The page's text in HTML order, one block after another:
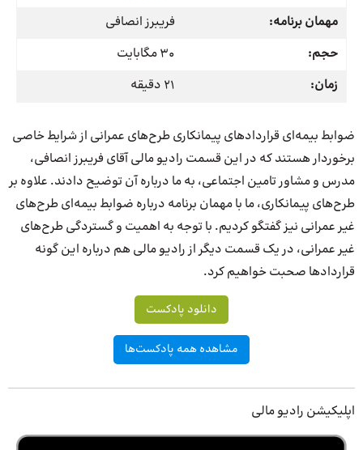
مهمان برنامه:
فریبرز انصافی
حجم:
30 مگابایت
زمان:
21 دقیقه
ضوابط بیمه‌ای قرارداد‌های پیمانکاری طرح‌های عمرانی از شرایط خاصی
برخوردار هستند که در این قسمت رادیو مالی آقای فریبرز انصافی،
مدرس و مشاور تامین اجتماعی، به ما درباره آن توضیح دادند. علاوه بر
طرح‌های پیمانکاری، ما با مهمان برنامه درباره ضوابط بیمه‌ای طرح‌های
غیر عمرانی نیز گفتگو کردیم. با توجه به اهمیت و گستردگی طرح‌های
غیر عمرانی، در یک قسمت دیگر از رادیو مالی هم درباره این گونه
قراردادها صحبت خواهیم کرد.
دانلود پادکست
مشاهده همه پادکست‌ها
اپلیکیشن رادیو مالی